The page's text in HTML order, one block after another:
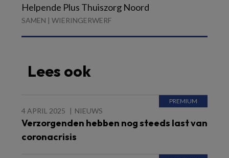
Helpende Plus Thuiszorg Noord
SAMEN | WIERINGERWERF
Lees ook
4 APRIL 2025 NIEUWS
Verzorgenden hebben nog steeds last van
coronacrisis